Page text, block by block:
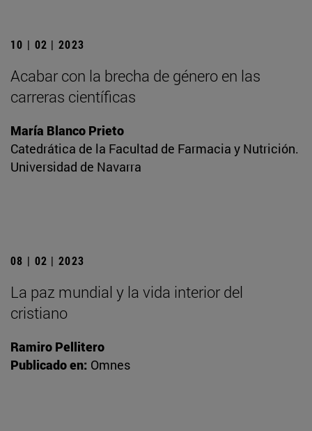
10 | 02 | 2023
Acabar con la brecha de género en las
carreras científicas
María Blanco Prieto
Catedrática de la Facultad de Farmacia y Nutrición.
Universidad de Navarra
08 | 02 | 2023
La paz mundial y la vida interior del
cristiano
Ramiro Pellitero
Publicado en: Omnes